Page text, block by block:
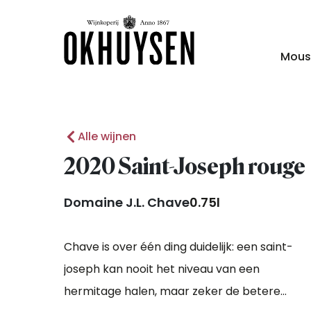
Alle wijnen
2020 Saint-Joseph rouge
Domaine J.L. Chave0.75l
Chave is over één ding duidelijk: een saint-
joseph kan nooit het niveau van een
hermitage halen, maar zeker de betere